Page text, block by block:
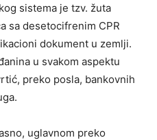
sistema je tzv. žuta
sa desetocifrenim CPR
dokument u zemlji.
u svakom aspektu
preko posla, bankovnih
uglavnom preko